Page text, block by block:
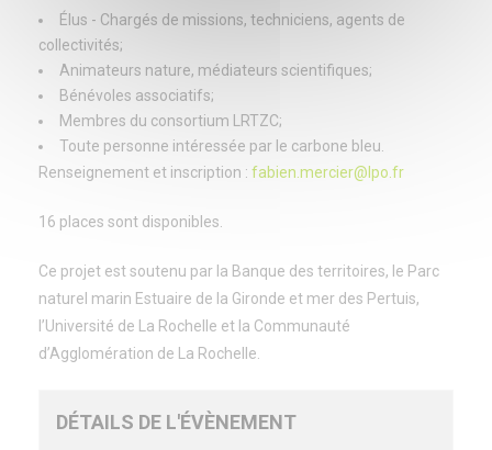
Élus - Chargés de missions, techniciens, agents de
collectivités;
Animateurs nature, médiateurs scientifiques;
Bénévoles associatifs;
Membres du consortium LRTZC;
Toute personne intéressée par le carbone bleu.
Renseignement et inscription : fabien.mercier@lpo.fr
16 places sont disponibles.
Ce projet est soutenu par la Banque des territoires, le Parc
naturel marin Estuaire de la Gironde et mer des Pertuis,
l’Université de La Rochelle et la Communauté
d’Agglomération de La Rochelle.
DÉTAILS DE L'ÉVÈNEMENT